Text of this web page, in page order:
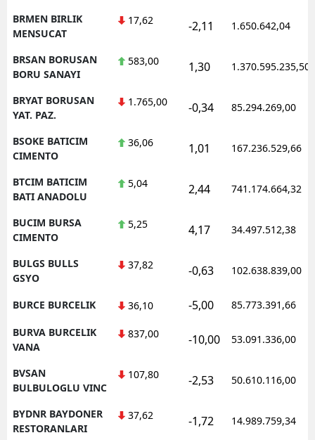
BRMEN BIRLIK
MENSUCAT
17,62 -2,11 1.650.642,04
BRSAN BORUSAN
BORU SANAYI
583,00 1,30 1.370.595.235,50
BRYAT BORUSAN
YAT. PAZ.
1.765,00 -0,34 85.294.269,00
BSOKE BATICIM
CIMENTO
36,06 1,01 167.236.529,66
BTCIM BATICIM
BATI ANADOLU
5,04 2,44 741.174.664,32
BUCIM BURSA
CIMENTO
5,25 4,17 34.497.512,38
BULGS BULLS
GSYO
37,82 -0,63 102.638.839,00
BURCE BURCELIK 36,10 -5,00 85.773.391,66
BURVA BURCELIK
VANA
837,00 -10,00 53.091.336,00
BVSAN
BULBULOGLU VINC
107,80 -2,53 50.610.116,00
BYDNR BAYDONER
RESTORANLARI
37,62 -1,72 14.989.759,34